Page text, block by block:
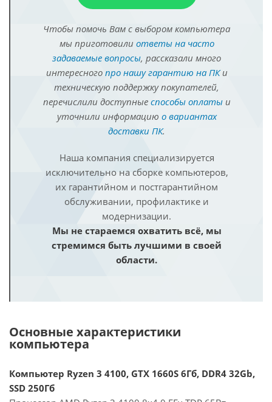
Чтобы помочь Вам с выбором компьютера
мы приготовили ответы на часто
задаваемые вопросы, рассказали много
интересного про нашу гарантию на ПКи
техническую поддержку покупателей,
перечислили доступные способы оплатыи
уточнили информацию о вариантах
доставки ПК.
Наша компания специализируется
исключительно на сборке компьютеров,
их гарантийном и постгарантийном
обслуживании, профилактике и
модернизации.
Мы не стараемся охватить всё, мы
стремимся быть лучшими в своей
области.
Основные характеристики
компьютера
Компьютер Ryzen 3 4100, GTX 1660S 6Гб, DDR4 32Gb,
SSD 250Гб